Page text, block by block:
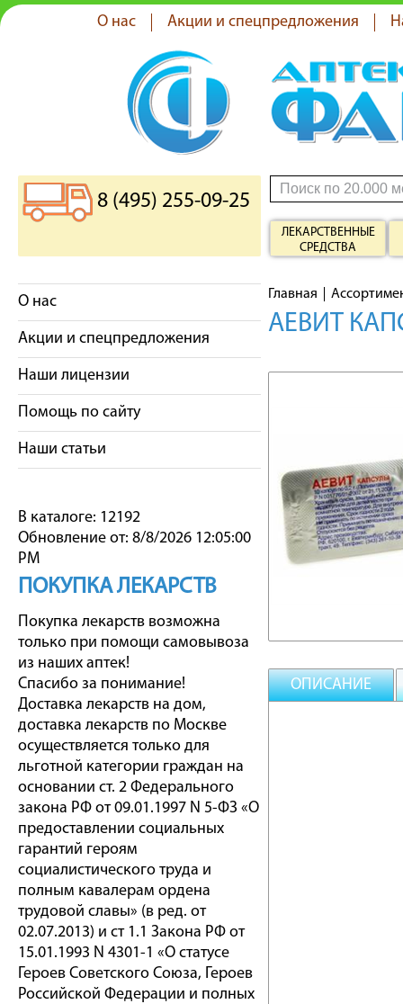
О нас Акции и спецпредложения
8 (495) 255-09-25
ЛЕКАРСТВЕННЫЕ
СРЕДСТВА
О нас
Акции и спецпредложения
Наши лицензии
Помощь по сайту
Наши статьи
В каталоге: 12192
Обновление от: 8/8/2026 12:05:00
PM
ПОКУПКА ЛЕКАРСТВ
Покупка лекарств возможна
только при помощи самовывоза
из наших аптек!
Спасибо за понимание!
Доставка лекарств на дом,
доставка лекарств по Москве
осуществляется только для
льготной категории граждан на
основании ст. 2 Федерального
закона РФ от 09.01.1997 N 5-ФЗ «О
предоставлении социальных
гарантий героям
социалистического труда и
полным кавалерам ордена
трудовой славы» (в ред. от
02.07.2013) и ст 1.1 Закона РФ от
15.01.1993 N 4301-1 «О статусе
Героев Советского Союза, Героев
Российской Федерации и полных
Главная
АЕВИТ
ОПИСАНИЕ